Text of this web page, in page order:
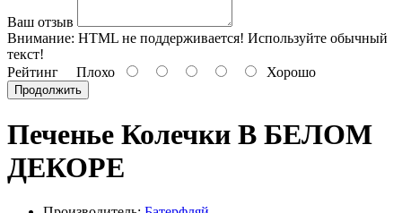
Ваш отзыв
Внимание: HTML не поддерживается! Используйте обычный
текст!
Рейтинг Плохо Хорошо
Продолжить
Печенье Колечки В БЕЛОМ
ДЕКОРЕ